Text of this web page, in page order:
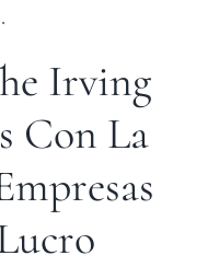
Irving
Con La